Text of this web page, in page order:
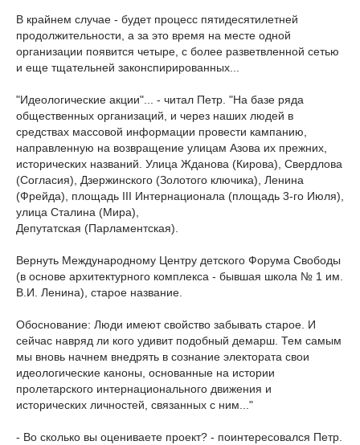
В крайнем случае - будет процесс пятидесятилетней
продолжительности, а за это время на месте одной
организации появится четыре, с более разветвленной сетью
и еще тщательней законспирированных...
"Идеологические акции"... - читал Петр. "На базе ряда
общественных организаций, и через наших людей в
средствах массовой информации провести кампанию,
направленную на возвращение улицам Азова их прежних,
исторических названий. Улица Жданова (Кирова), Свердлова
(Согласия), Дзержинского (Золотого ключика), Ленина
(Фрейда), площадь III Интернационала (площадь 3-го Июля),
улица Сталина (Мира),
Депутатская (Парламентская).
Вернуть Международному Центру детского Форума Свободы
(в основе архитектурного комплекса - бывшая школа № 1 им.
В.И. Ленина), старое название.
Обоснование: Люди имеют свойство забывать старое. И
сейчас навряд ли кого удивит подобный демарш. Тем самым
мы вновь начнем внедрять в сознание электората свои
идеологические каноны, основанные на истории
пролетарского интернационального движения и
исторических личностей, связанных с ним..."
- Во сколько вы оцениваете проект? - поинтересовался Петр.